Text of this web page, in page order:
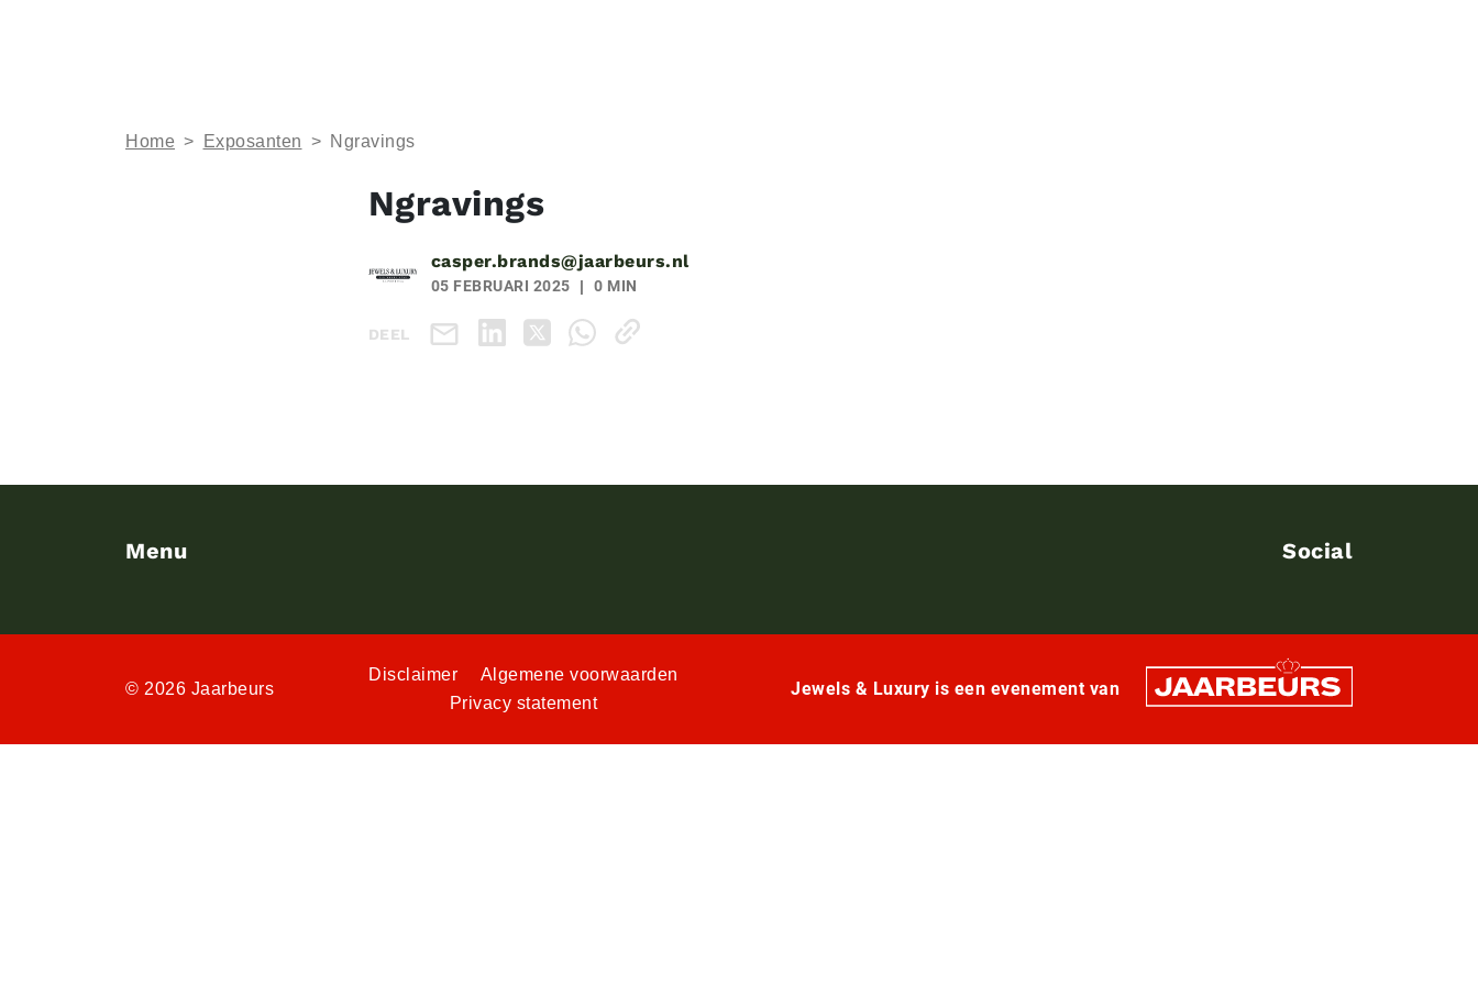
Home > Exposanten > Ngravings
Ngravings
casper.brands@jaarbeurs.nl
05 FEBRUARI 2025 0 MIN
DEEL
Menu Social
© 2026 Jaarbeurs
Disclaimer
Algemene voorwaarden
Privacy statement
Jewels & Luxury is een evenement van